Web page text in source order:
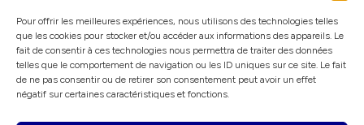
Pour offrir les meilleures expériences, nous utilisons des technologies telles
que les cookies pour stocker et/ou accéder aux informations des appareils. Le
fait de consentir à ces technologies nous permettra de traiter des données
telles que le comportement de navigation ou les ID uniques sur ce site. Le fait
de ne pas consentir ou de retirer son consentement peut avoir un effet
négatif sur certaines caractéristiques et fonctions.
Actualités
Communiqués de presse
Publications et tribunes
Revue de presse